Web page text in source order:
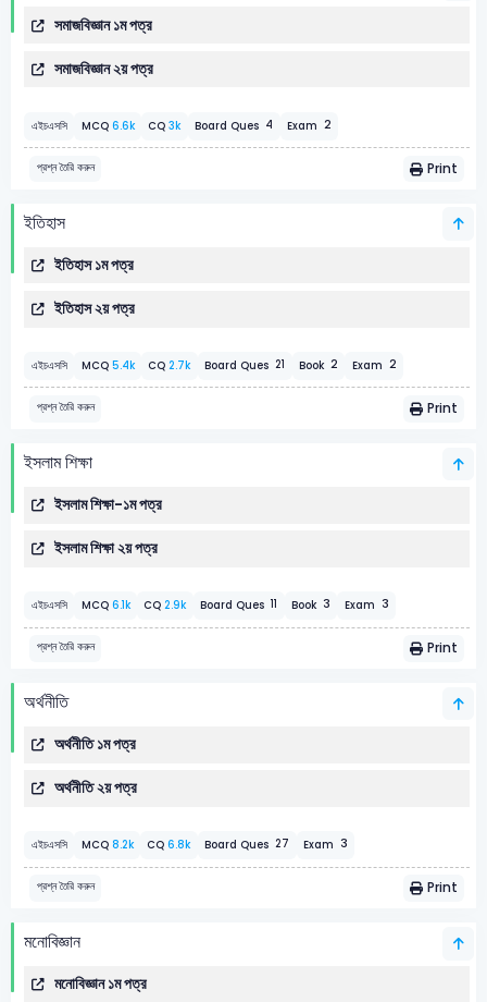
সমাজবিজ্ঞান ১ম পত্র
সমাজবিজ্ঞান ২য় পত্র
এইচএসসি MCQ 6.6k CQ3k Board Ques 4 Exam 2
প্রশ্ন তৈরি করুন Print
ইতিহাস
ইতিহাস ১ম পত্র
ইতিহাস ২য় পত্র
এইচএসসি MCQ 5.4k CQ2.7k Board Ques 21 Book 2 Exam 2
প্রশ্ন তৈরি করুন Print
ইসলাম শিক্ষা
ইসলাম শিক্ষা-১ম পত্র
ইসলাম শিক্ষা ২য় পত্র
এইচএসসি MCQ 6.1k CQ2.9k Board Ques 11 Book 3 Exam 3
প্রশ্ন তৈরি করুন Print
অর্থনীতি
অর্থনীতি ১ম পত্র
অর্থনীতি ২য় পত্র
এইচএসসি MCQ 8.2k CQ6.8k Board Ques 27 Exam 3
প্রশ্ন তৈরি করুন Print
মনোবিজ্ঞান
মনোবিজ্ঞান ১ম পত্র